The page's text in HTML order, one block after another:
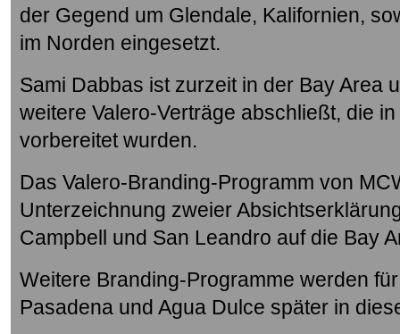
der Gegend um Glendale, Kalifornien,
im Norden eingesetzt.
Sami Dabbas ist zurzeit in der Bay Area
weitere Valero-Verträge abschließt, die
vorbereitet wurden.
Das Valero-Branding-Programm von
Unterzeichnung zweier
Campbell und San Leandro auf die Bay
Weitere Branding-Programme werden
Pasadena und Agua Dulce später in